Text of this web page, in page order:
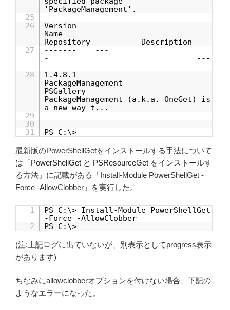
'PackageManagement'.
25
26
Version
Name
Repository Description
27
------- ---
- ---
------- -----------
28
1.4.8.1
PackageManagement
PSGallery
PackageManagement (a.k.a. OneGet) is
a new way t...
29
30
31
PS C:\>
最新版のPowerShellGetをインストールする手法について
は「PowerShellGet と PSResourceGet をインストールす
る方法 」に記載がある「Install-Module PowerShellGet -
Force -AllowClobber」を実行した。
1
PS C:\> Install-Module PowerShellGet
-Force -AllowClobber
2
PS C:\>
(注:上記ログに出ていないが、別表示としてprogress表示
があります)
ちなみにallowclobberオプションを付けない場合、下記の
ようなエラーになった。